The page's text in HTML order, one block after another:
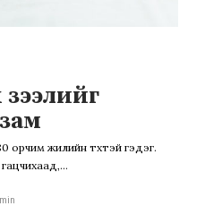
жилийн түүхтэй гэдэг.